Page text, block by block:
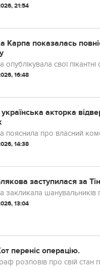
21:54
Карпа показалась
опублікувала свої
16:48
акторка
пояснила про власний
14:38
заступилася за
закликала шанувальників
13:04
переніс операцію.
розповів про свій стан